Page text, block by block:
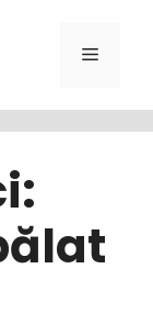
Meniu